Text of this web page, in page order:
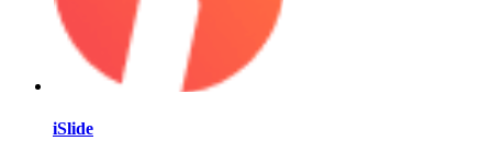
iSlide